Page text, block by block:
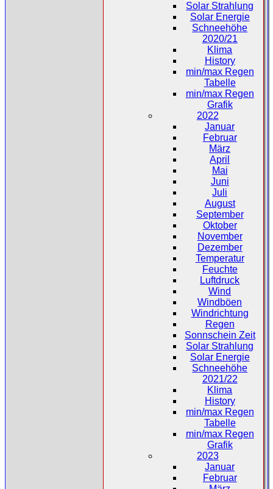
Solar Strahlung
Solar Energie
Schneehöhe
2020/21
Klima
History
min/max Regen
Tabelle
min/max Regen
Grafik
2022
Januar
Februar
März
April
Mai
Juni
Juli
August
September
Oktober
November
Dezember
Temperatur
Feuchte
Luftdruck
Wind
Windböen
Windrichtung
Regen
Sonnschein Zeit
Solar Strahlung
Solar Energie
Schneehöhe
2021/22
Klima
History
min/max Regen
Tabelle
min/max Regen
Grafik
2023
Januar
Februar